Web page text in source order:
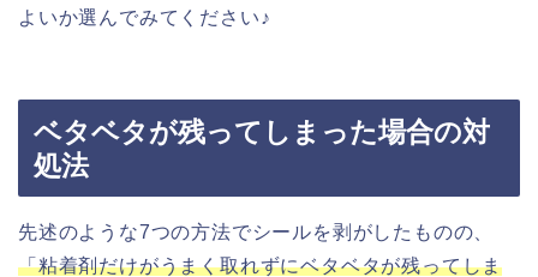
よいか選んでみてください♪
ベタベタが残ってしまった場合の対
処法
先述のような7つの方法でシールを剥がしたものの、
「粘着剤だけがうまく取れずにベタベタが残ってしま